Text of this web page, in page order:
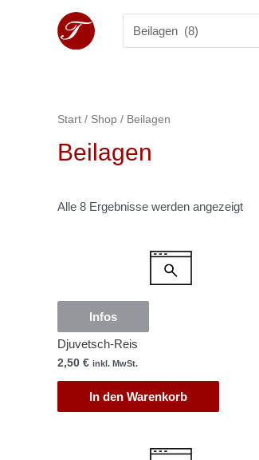
Start / Shop / Beilagen
Beilagen
Alle 8 Ergebnisse werden angezeigt
Infos
Djuvetsch-Reis
2,50 € inkl. MwSt.
In den Warenkorb